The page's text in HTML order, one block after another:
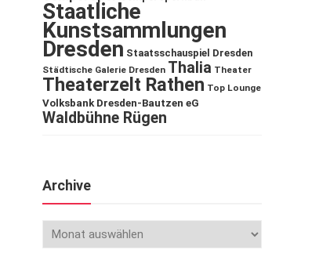
Staatliche
Kunstsammlungen
Dresden Staatsschauspiel Dresden
Städtische Galerie Dresden Thalia Theater
Theaterzelt Rathen Top Lounge
Volksbank Dresden-Bautzen eG
Waldbühne Rügen
Archive